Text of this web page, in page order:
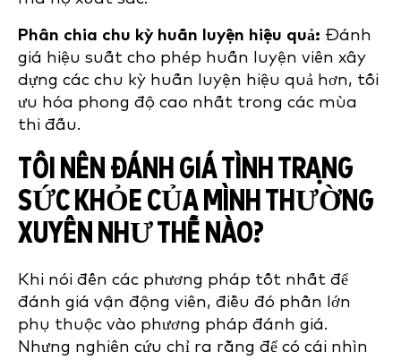
Phân chia chu kỳ huấn luyện hiệu quả: Đánh
giá hiệu suất cho phép huấn luyện viên xây
dựng các chu kỳ huấn luyện hiệu quả hơn, tối
ưu hóa phong độ cao nhất trong các mùa
thi đấu.
TÔI NÊN ĐÁNH GIÁ TÌNH TRẠNG
SỨC KHỎE CỦA MÌNH THƯỜNG
XUYÊN NHƯ THẾ NÀO?
Khi nói đến các phương pháp tốt nhất để
đánh giá vận động viên, điều đó phần lớn
phụ thuộc vào phương pháp đánh giá.
Nhưng nghiên cứu chỉ ra rằng để có cái nhìn